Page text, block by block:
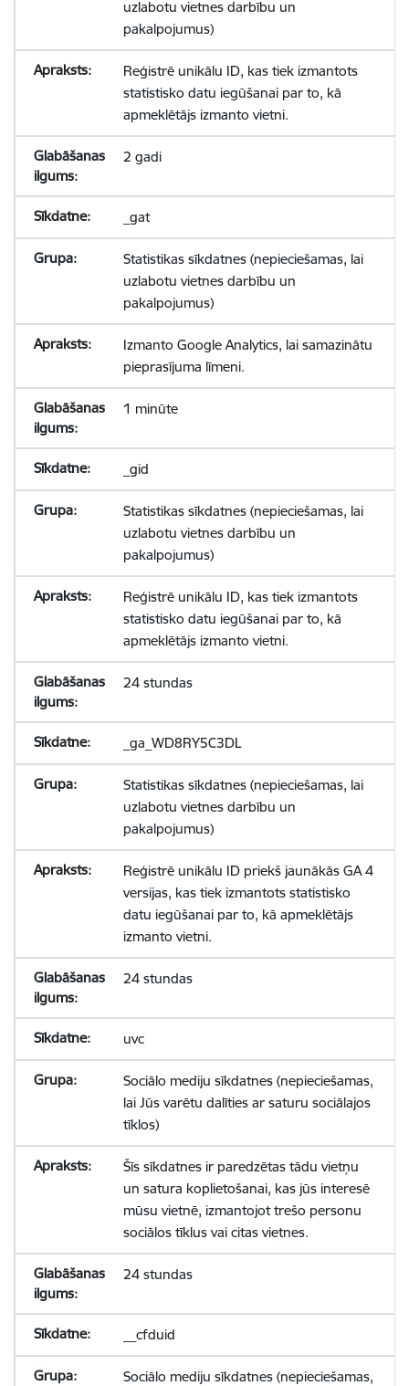
uzlabotu vietnes darbību un
pakalpojumus)
Reģistrē unikālu ID, kas tiek izmantots
statistisko datu iegūšanai par to, kā
apmeklētājs izmanto vietni.
2 gadi
_gat
Statistikas sīkdatnes (nepieciešamas, lai
uzlabotu vietnes darbību un
pakalpojumus)
Izmanto Google Analytics, lai samazinātu
pieprasījuma līmeni.
1 minūte
_gid
Statistikas sīkdatnes (nepieciešamas, lai
uzlabotu vietnes darbību un
pakalpojumus)
Reģistrē unikālu ID, kas tiek izmantots
statistisko datu iegūšanai par to, kā
apmeklētājs izmanto vietni.
24 stundas
_ga_WD8RY5C3DL
Statistikas sīkdatnes (nepieciešamas, lai
uzlabotu vietnes darbību un
pakalpojumus)
Reģistrē unikālu ID priekš jaunākās GA 4
versijas, kas tiek izmantots statistisko
datu iegūšanai par to, kā apmeklētājs
izmanto vietni.
24 stundas
uvc
Sociālo mediju sīkdatnes (nepieciešamas,
lai Jūs varētu dalīties ar saturu sociālajos
tīklos)
Šīs sīkdatnes ir paredzētas tādu vietņu
un satura koplietošanai, kas jūs interesē
mūsu vietnē, izmantojot trešo personu
sociālos tīklus vai citas vietnes.
24 stundas
__cfduid
Sociālo mediju sīkdatnes (nepieciešamas,